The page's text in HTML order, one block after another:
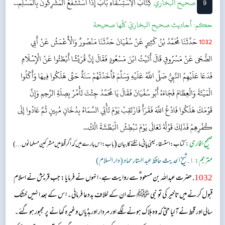
حکم:أحاديث صحيح البخاريّ كلّها صحيحة
1032حَدَّثَنَا مُحَمَّدُ بْنُ كَثِيرٍ عَنْ سُفْيَانَ حَدَّثَنَا مَنْصُورٌ وَالْأَعْمَشُ عَنْ أَبِي
الضُّحَى عَنْ مَسْرُوقٍ قَالَ أَتَيْتُ ابْنَ مَسْعُودٍ فَقَالَ إِنَّ قُرَيْشًا أَبْطَئُوا عَنْ الْإِسْلَامِ
فَدَعَا عَلَيْهِمْ النَّبِيُّ صَلَّى اللَّهُ عَلَيْهِ وَسَلَّمَ فَأَخَذَتْهُمْ سَنَةٌ حَتَّى هَلَكُوا فِيهَا وَأَكَلُوا
الْمَيْتَةَ وَالْعِظَامَ فَجَاءَهُ أَبُو سُفْيَانَ فَقَالَ يَا مُحَمَّدُ جِئْتَ تَأْمُرُ بِصِلَةِ الرَّحِمِ وَإِنَّ
قَوْمَكَ هَلَكُوا فَادْعُ اللَّهَ فَقَرَأَ فَارْتَقِبْ يَوْمَ تَأْتِي السَّمَاءُ بِدُخَانٍ مُبِينٍ ثُمَّ عَادُوا إِلَى
كُفْرِهِمْ فَذَلِكَ قَوْلُهُ تَعَالَى يَوْمَ نَبْطِشُ الْبَطْشَةَ الْكُ...
صحیح بخاری:کتاب: استسقاء یعنی پانی مانگنے کا بیان(باب: اس بارے میں کہ اگر قحط میں مشرکین مسلمانوں...)
مترجم: ١. شیخ الحدیث حافظ عبد الستار حماد (دار السلام)
1032 . حضرت عبداللہ بن مسعود ؓ سے روایت ہے، انہوں نے فرمایا: جب قریش نے اسلام
قبول کرنے میں تاخیر کی تو نبی ﷺ نے ان کے خلاف بددعا فرمائی۔ اس کے بعد انہیں خشک
سالی اور قحط نے آ لیا حتی کہ وہ ہلاک ہونے لگے اور مردار اور ہڈیاں وغیرہ کھانے پر مجبور ہو گئے۔